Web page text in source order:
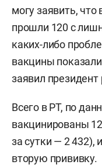
могу заявить,
прошли 120 с
каких-либо
вакцины
заявил президент
Всего в РТ, по
вакцинированы
за сутки — 2 432),
вторую прививку.